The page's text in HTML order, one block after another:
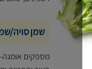
שמן סויה/